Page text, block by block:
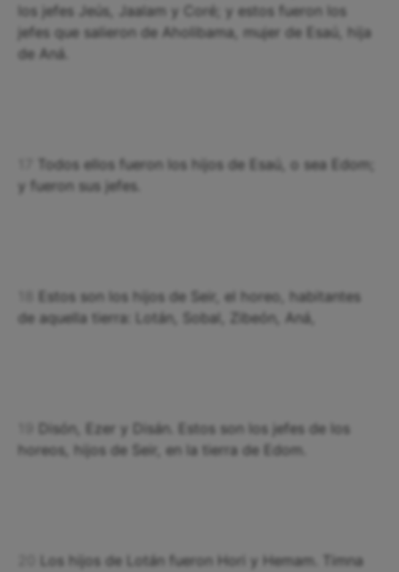
los jefes Jeús, Jaalam y Coré; y estos fueron los
jefes que salieron de Aholibama, mujer de Esaú, hija
de Aná.
Todos ellos fueron los hijos de Esaú, o sea Edom;
y fueron sus jefes.
Estos son los hijos de Seir, el horeo, habitantes
de aquella tierra: Lotán, Sobal, Zibeón, Aná,
Disón, Ezer y Disán. Estos son los jefes de los
horeos, hijos de Seir, en la tierra de Edom.
Los hijos de Lotán fueron Hori y Hemam. Timna